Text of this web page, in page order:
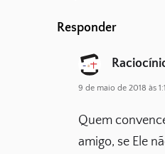
Responder
9 de maio de 2018 às
Quem
amigo, se Ele